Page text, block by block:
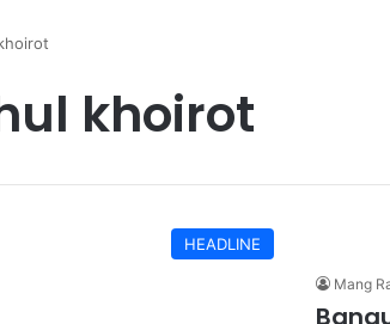
khoirot
HEADLINE
Mang